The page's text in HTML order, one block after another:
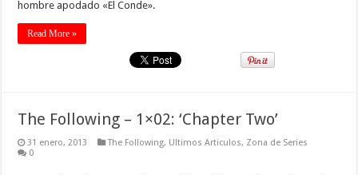
hombre apodado «El Conde».
Read More »
The Following – 1×02: ‘Chapter Two’
31 enero, 2013 The Following, Ultimos Articulos, Zona de Series
0